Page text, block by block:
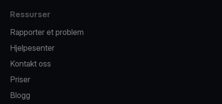
Ressurser
Rapporter et problem
Hjelpesenter
Kontakt oss
Priser
Blogg